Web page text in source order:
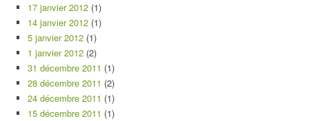
17 janvier 2012 (1)
14 janvier 2012 (1)
5 janvier 2012 (1)
1 janvier 2012 (2)
31 décembre 2011 (1)
28 décembre 2011 (2)
24 décembre 2011 (1)
15 décembre 2011 (1)